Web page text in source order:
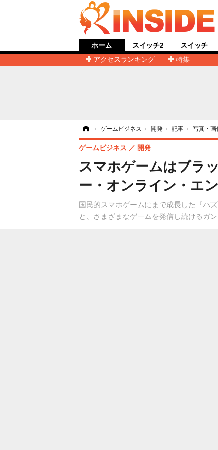
ホーム
アクセスランキング
特集
スイッチ2 スイッチ
› ゲームビジネス › 開発 › 記事 › 写真・画
スマホゲームはブラ
ー・オンライン・エ
国民的スマホゲームにまで成長した『パ
と、さまざまなゲームを発信し続けるガ
ゲームビジネス 開発